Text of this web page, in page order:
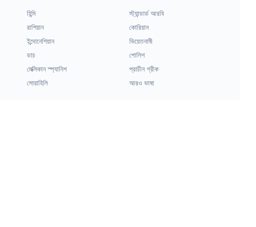
হিন্দি
স্ট্যান্ডার্ড আরবি
রাশিয়ান
কোরিয়ান
ইন্দোনেশিয়ান
ভিয়েতনামী
ডাচ
পোলিশ
মেক্সিকান স্প্যানিশ
প্রাচীন গ্রীক
সোয়াহিলি আরও ভাষা